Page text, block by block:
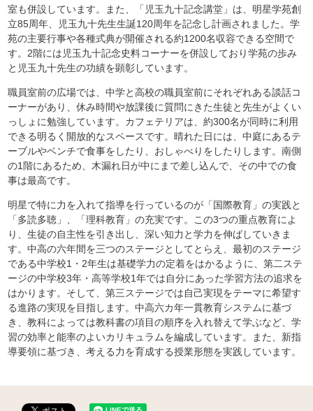
室も併設しています。また、「児玉九十記念講堂」は、明星学苑創
立85周年、児玉九十先生生誕120周年を記念し計画されました。学
苑の主要行事や各種式典が開催される約1200名収容できる空間で
す。2階には児玉九十記念史料コーナーを併設しており学苑の歩み
と児玉九十先生の功績を顕彰しています。
職員室前の広場では、中学と高校の職員室前にそれぞれある談話コ
ーナーがあり、休み時間や放課後に質問にきた生徒と先生がよくい
っしょに勉強しています。カフェテリアは、約300名が同時に利用
できる明るく開放的なスペースです。晴れた日には、中庭にあるテ
ーブルやベンチで食事をしたり、おしゃべりをしたりします。南側
の1階にあるため、木漏れ日が中にまで差し込んで、その中での食
事は最高です。
明星で特に力を入れて指導を行っているのが「国際教育」の実践と
「多読多聴」、「理科教育」の充実です。この3つの重点教育によ
り、生徒の自主性を引き出し、深い知力と学力を伸ばしていきま
す。中高の六年間を三つのステージとしてとらえ、最初のステージ
である中学校1・2年生は基礎学力の定着をはかるように、第二ステ
ージの中学校3年・高等学校1年では自分にあった学習方法の追求を
はかります。そして、第三ステージでは自己実現をテーマに希望す
る進路の実現を目指します。中高六カ年一貫教育システムに基づ
き、教科によっては教科書の項目の順序を入れ替えて学ぶなど、学
習の効率と能率のよいカリキュラムを編成しています。また、新指
導要領に基づき、考える力を育成する授業形態を実践しています。